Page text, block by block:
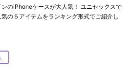
のiPhoneケースが大人気！ ユニセックスで
の５アイテムをランキング形式でご紹介し